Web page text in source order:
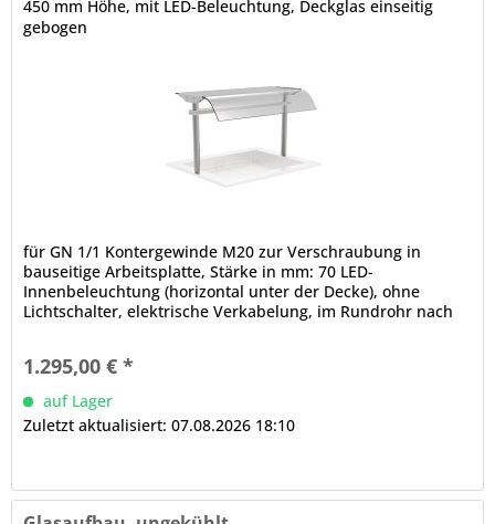
450 mm Höhe, mit LED-Beleuchtung, Deckglas einseitig
gebogen
für GN 1/1 Kontergewinde M20 zur Verschraubung in
bauseitige Arbeitsplatte, Stärke in mm: 70 LED-
Innenbeleuchtung (horizontal unter der Decke), ohne
Lichtschalter, elektrische Verkabelung, im Rundrohr nach
Tiefe wahlweise fixierbar Hinweis: Auch mit geradem oder...
1.295,00 € *
auf Lager
Zuletzt aktualisiert: 07.08.2026 18:10